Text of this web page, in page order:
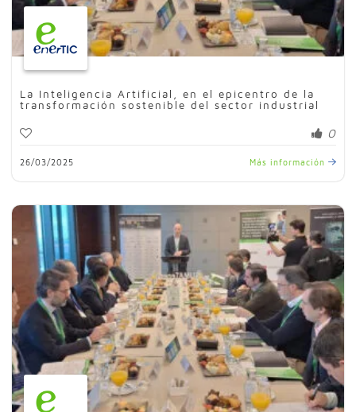
La Inteligencia Artificial, en el epicentro de la
transformación sostenible del sector industrial
0
26/03/2025 Más información